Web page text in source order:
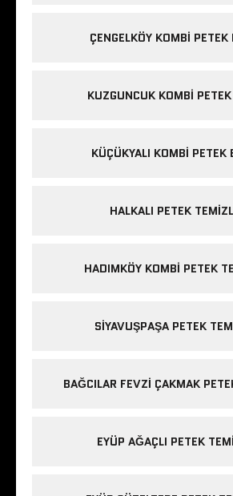
ÇENGELKÖY KOMBI
KUZGUNCUK KOMBI
KÜÇÜKYALI KOMBI PETEK
HALKALI PETEK
HADIMKÖY KOMBI PETEK
SIYAVUŞPAŞA PETEK
BAĞCILAR FEVZI ÇAKMAK
EYÜP AĞAÇLI PETEK